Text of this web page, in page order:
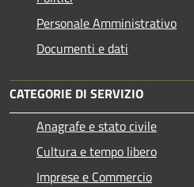
Personale Amministrativo
Documenti e dati
CATEGORIE DI SERVIZIO
Anagrafe e stato civile
Cultura e tempo libero
Imprese e Commercio